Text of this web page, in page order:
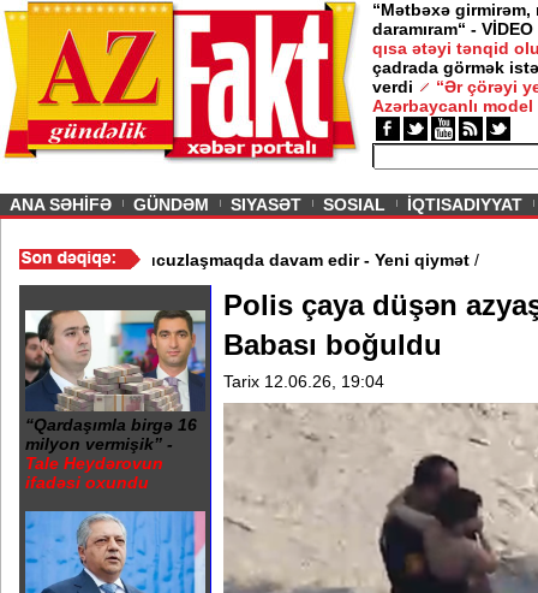
“Mətbəxə girmirəm,
daramıram“ - VİDEO
qısa ətəyi tənqid
çadrada görmək
verdi
“Ər çörəyi
Azərbaycanlı model
ANA SƏHİFƏ GÜNDƏM SIYASƏT SOSIAL İQTISADIYYAT
Video /Azərbaycan nefti ucuzlaşmaqda davam edir - Yeni qiymət
“Qardaşımla birgə 16
milyon vermişik” -
Tale Heydərovun
ifadəsi oxundu
Polis çaya düşən
Babası boğuldu
Tarix 12.06.26, 19:04